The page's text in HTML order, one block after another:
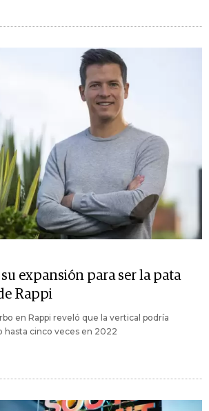
expansión para ser la pata
Rappi
en Rappi reveló que la vertical podría
hasta cinco veces en 2022